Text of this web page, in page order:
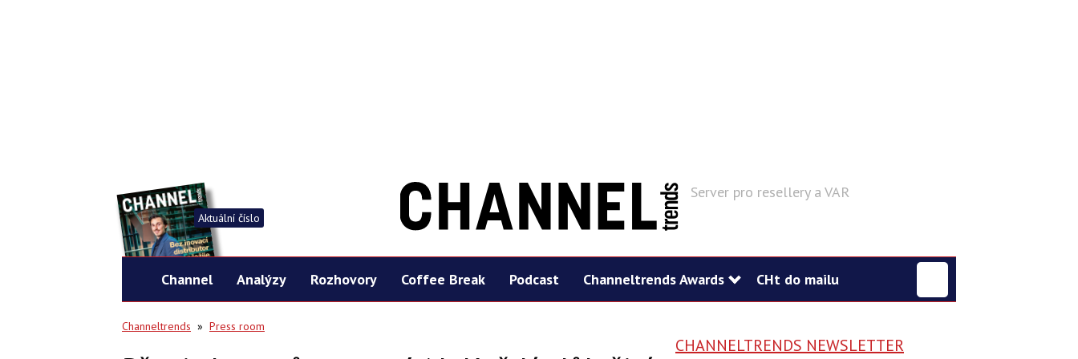
Aktuální číslo
Server pro resellery a VAR
Channel Analýzy Rozhovory Coffee Break Podcast Channeltrends Awards CHt do mailu
Channeltrends » Press room
CHANNELTRENDS NEWSLETTER